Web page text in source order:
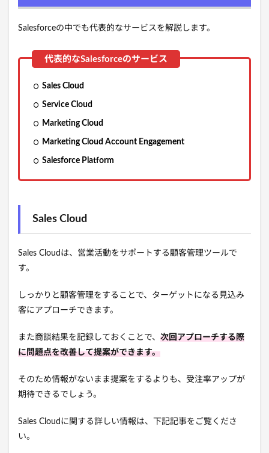
Salesforceの中でも代表的なサービスを解説します。
Sales Cloud
Service Cloud
Marketing Cloud
Marketing Cloud Account Engagement
Salesforce Platform
Sales Cloud
Sales Cloudは、営業活動をサポートする顧客管理ツールで
す。
しっかりと顧客管理をすることで、ターゲットになる見込み
客にアプローチできます。
また商談結果を記録しておくことで、 次回アプローチする際
に問題点を改善して提案ができます。
そのため情報がないまま提案をするよりも、受注率アップが
期待できるでしょう。
Sales Cloudに関する詳しい情報は、下記記事をご覧くださ
い。